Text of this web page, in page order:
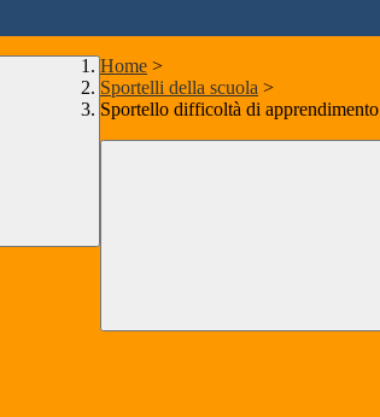
Home >
Sportelli della scuola >
Sportello difficoltà di apprendimento